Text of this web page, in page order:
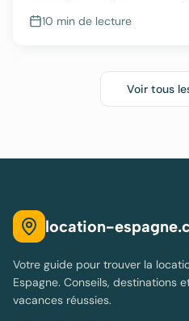
? 10 min de lecture
Voir tous
location-
Votre guide pour trouver la
Espagne. Conseils, destinations
vacances réussies.